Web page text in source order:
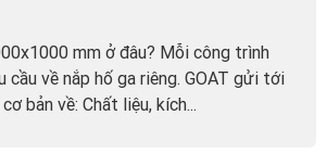
mm ở đâu? Mỗi công trình
cầu về nắp hố ga riêng. GOAT gửi tới
bản về: Chất liệu, kích...